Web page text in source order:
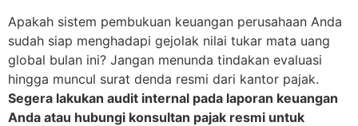
Apakah sistem pembukuan keuangan perusahaan Anda
sudah siap menghadapi gejolak nilai tukar mata uang
global bulan ini? Jangan menunda tindakan evaluasi
hingga muncul surat denda resmi dari kantor pajak.
Segera lakukan audit internal pada laporan keuangan
Anda atau hubungi konsultan pajak resmi untuk